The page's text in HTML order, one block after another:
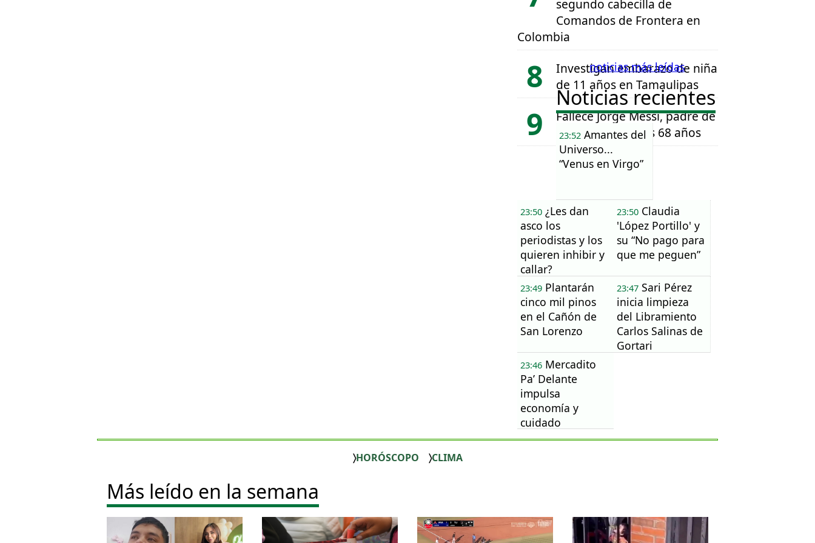
segundo cabecilla de
Comandos de Frontera en
Colombia
Investigan embarazo de niña
de 11 años en Tamaulipas
Fallece Jorge Messi, padre de
Lionel Messi, a los 68 años
noticias más leídas
Noticias recientes
23:52 Amantes del
Universo...
“Venus en Virgo”
23:50 ¿Les dan
asco los
periodistas y los
quieren inhibir y
callar?
23:50Claudia
'López Portillo' y
su “No pago para
que me peguen”
23:49 Plantarán
cinco mil pinos
en el Cañón de
San Lorenzo
23:47Sari Pérez
inicia limpieza
del Libramiento
Carlos Salinas de
Gortari
23:46 Mercadito
Pa’ Delante
impulsa
economía y
cuidado
ambiental
HORÓSCOPO CLIMA
Más leído en la semana